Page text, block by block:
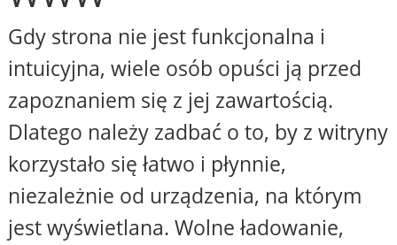
Gdy strona nie jest funkcjonalna i
intuicyjna, wiele osób opuści ją przed
zapoznaniem się z jej zawartością.
Dlatego należy zadbać o to, by z witryny
korzystało się łatwo i płynnie,
niezależnie od urządzenia, na którym
jest wyświetlana. Wolne ładowanie,